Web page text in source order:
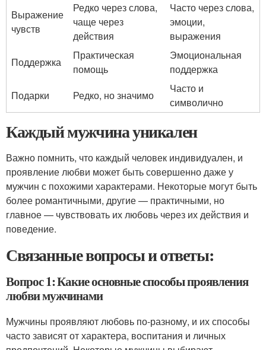
Выражение
чувств
Редко через слова,
чаще через
действия
Часто через слова,
эмоции,
выражения
Поддержка
Практическая
помощь
Эмоциональная
поддержка
Подарки
Редко, но значимо
Часто и
символично
Каждый мужчина уникален
Важно помнить, что каждый человек индивидуален, и
проявление любви может быть совершенно даже у
мужчин с похожими характерами. Некоторые могут быть
более романтичными, другие — практичными, но
главное — чувствовать их любовь через их действия и
поведение.
Связанные вопросы и ответы:
Вопрос 1: Какие основные способы проявления
любви мужчинами
Мужчины проявляют любовь по-разному, и их способы
часто зависят от характера, воспитания и личных